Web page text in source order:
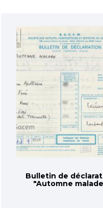
Bulletin de
"Automne